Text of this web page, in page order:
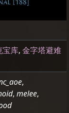
[188]
宝库, 金字塔避难
,
, melee,